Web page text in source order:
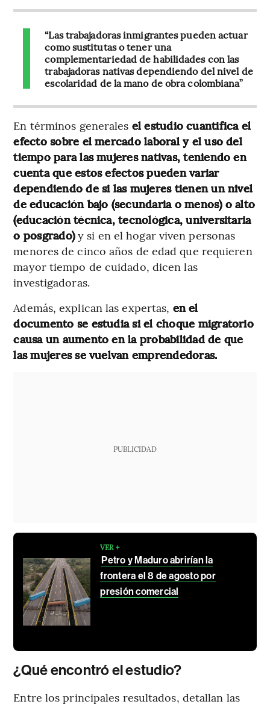
“Las trabajadoras inmigrantes pueden actuar
como sustitutas o tener una
complementariedad de habilidades con las
trabajadoras nativas dependiendo del nivel de
escolaridad de la mano de obra colombiana”
En términos generales el estudio cuantifica el
efecto sobre el mercado laboral y el uso del
tiempo para las mujeres nativas, teniendo en
cuenta que estos efectos pueden variar
dependiendo de si las mujeres tienen un nivel
de educación bajo (secundaria o menos) o alto
(educación técnica, tecnológica, universitaria
o posgrado)y si en el hogar viven personas
menores de cinco años de edad que requieren
mayor tiempo de cuidado, dicen las
investigadoras.
Además, explican las expertas, en el
documento se estudia si el choque migratorio
causa un aumento en la probabilidad de que
las mujeres se vuelvan emprendedoras.
PUBLICIDAD
VER +
Petro y Maduro abrirían la
frontera el 8 de agosto por
presión comercial
¿Qué encontró el estudio?
Entre los principales resultados, detallan las